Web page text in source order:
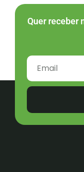
Quer receber